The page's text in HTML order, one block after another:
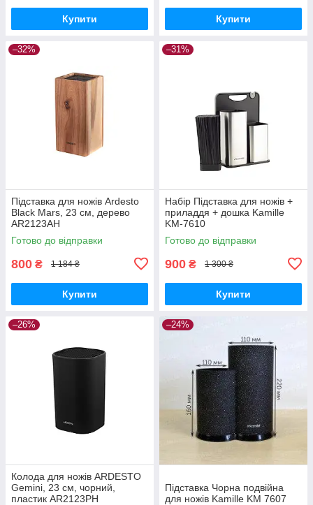
Купити Купити
–32%
Підставка для ножів Ardesto
Black Mars, 23 см, дерево
AR2123AH
Готово до відправки
800 ₴ 1 184 ₴
Купити
–31%
Набір Підставка для ножів +
приладдя + дошка Kamille
KM-7610
Готово до відправки
900 ₴ 1 300 ₴
Купити
–26%
Колода для ножів ARDESTO
Gemini, 23 см, чорний,
пластик AR2123PH
–24%
Підставка Чорна подвійна
для ножів Kamille KM 7607